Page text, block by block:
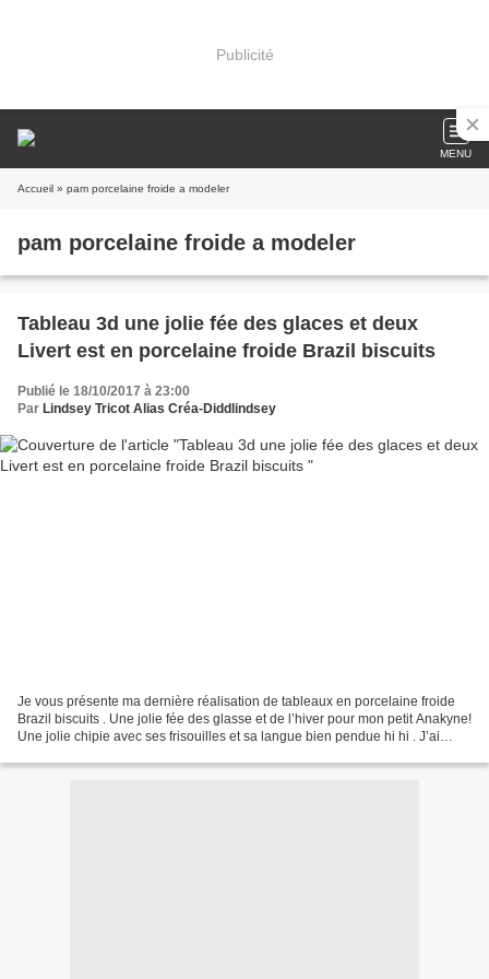
Publicité
MENU
Accueil » pam porcelaine froide a modeler
pam porcelaine froide a modeler
Tableau 3d une jolie fée des glaces et deux
Livert est en porcelaine froide Brazil biscuits
Publié le 18/10/2017 à 23:00
Par Lindsey Tricot Alias Créa-Diddlindsey
Je vous présente ma dernière réalisation de tableaux en porcelaine froide
Brazil biscuits . Une jolie fée des glasse et de l’hiver pour mon petit Anakyne!
Une jolie chipie avec ses frisouilles et sa langue bien pendue hi hi . J’ai